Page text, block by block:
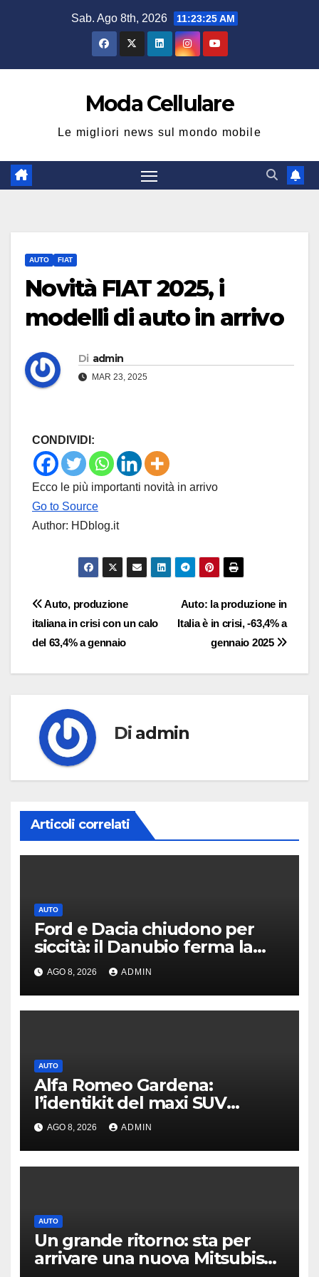
Sab. Ago 8th, 2026 11:23:26 AM
Moda Cellulare
Le migliori news sul mondo mobile
AUTO FIAT
Novità FIAT 2025, i
modelli di auto in arrivo
Di admin
MAR 23, 2025
CONDIVIDI:
Ecco le più importanti novità in arrivo
Go to Source
Author: HDblog.it
Navigazione
articoli
Auto: la produzione in
Italia è in crisi, -63,4% a
gennaio 2025
Auto, produzione
italiana in crisi con un calo
del 63,4% a gennaio
Di admin
Articoli correlati
AUTO
Ford e Dacia chiudono per
siccità: il Danubio ferma la
produzione auto
AGO 8, 2026 ADMIN
AUTO
Alfa Romeo Gardena:
l’identikit del maxi SUV
immaginato per Usa e Cina
AGO 8, 2026 ADMIN
AUTO
Un grande ritorno: sta per
arrivare una nuova Mitsubishi